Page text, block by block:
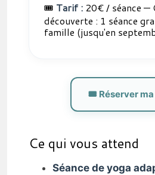
🎟️ Tarif : 20€ / séance —
découverte : 1 séance
famille (jusqu'en
🎟️ Réserver
Ce qui vous attend
Séance de yoga